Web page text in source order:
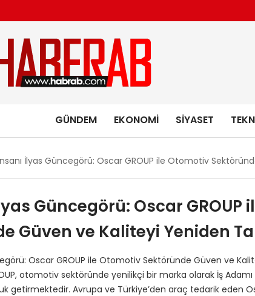
GÜNDEM EKONOMI SIYASET
İlyas Güncegörü: Oscar GROUP ile Otomotiv
Güncegörü: Oscar GROUP
Güven ve Kaliteyi Yeniden
Oscar GROUP ile Otomotiv Sektöründe Güven ve
otomotiv sektöründe yenilikçi bir marka olarak İş
getirmektedir. Avrupa ve Türkiye’den araç tedarik eden